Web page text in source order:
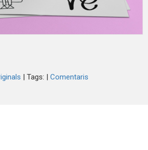
| Tags: | Comentaris